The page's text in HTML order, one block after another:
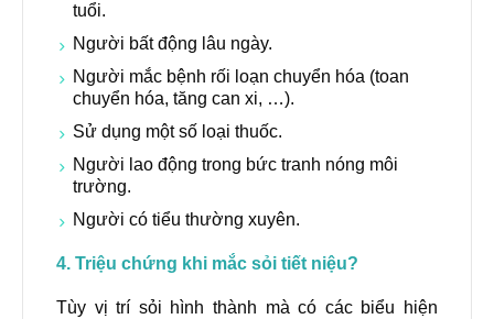
tuổi.
Người bất động lâu ngày.
Người mắc bệnh rối loạn chuyển hóa (toan
chuyển hóa, tăng can xi, …).
Sử dụng một số loại thuốc.
Người lao động trong bức tranh nóng môi
trường.
Người có tiểu thường xuyên.
4. Triệu chứng khi mắc sỏi tiết niệu?
Tùy vị trí sỏi hình thành mà có các biểu hiện